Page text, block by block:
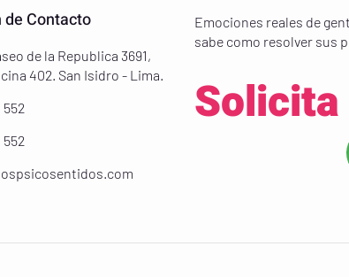
Contacto
de la Republica 3691,
402. San Isidro - Lima.
552
552
Emociones reales de
sabe como resolver sus